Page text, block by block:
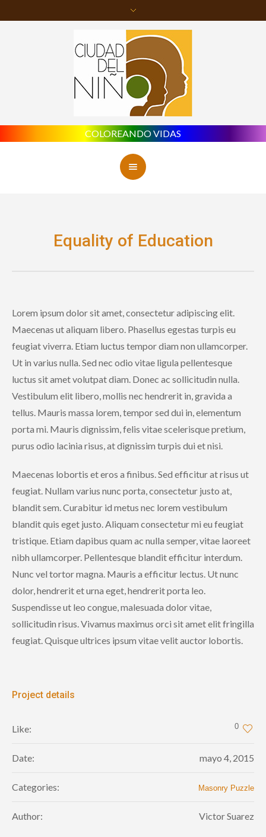
COLOREANDO VIDAS
Equality of Education
Lorem ipsum dolor sit amet, consectetur adipiscing elit.
Maecenas ut aliquam libero. Phasellus egestas turpis eu
feugiat viverra. Etiam luctus tempor diam non ullamcorper.
Ut in varius nulla. Sed nec odio vitae ligula pellentesque
luctus sit amet volutpat diam. Donec ac sollicitudin nulla.
Vestibulum elit libero, mollis nec hendrerit in, gravida a
tellus. Mauris massa lorem, tempor sed dui in, elementum
porta mi. Mauris dignissim, felis vitae scelerisque pretium,
purus odio lacinia risus, at dignissim turpis dui et nisi.
Maecenas lobortis et eros a finibus. Sed efficitur at risus ut
feugiat. Nullam varius nunc porta, consectetur justo at,
blandit sem. Curabitur id metus nec lorem vestibulum
blandit quis eget justo. Aliquam consectetur mi eu feugiat
tristique. Etiam dapibus quam ac nulla semper, vitae laoreet
nibh ullamcorper. Pellentesque blandit efficitur interdum.
Nunc vel tortor magna. Mauris a efficitur lectus. Ut nunc
dolor, hendrerit et urna eget, hendrerit porta leo.
Suspendisse ut leo congue, malesuada dolor vitae,
sollicitudin risus. Vivamus maximus orci sit amet elit fringilla
feugiat. Quisque ultrices ipsum vitae velit auctor lobortis.
Project details
Like: 0
Date: mayo 4, 2015
Categories: Masonry Puzzle
Author: Victor Suarez